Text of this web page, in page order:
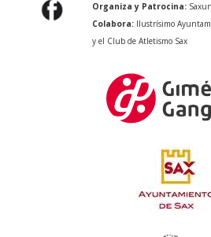
Organiza y Patrocina: Saxun
Colabora: Ilustrísimo
y el Club de Atletismo Sax